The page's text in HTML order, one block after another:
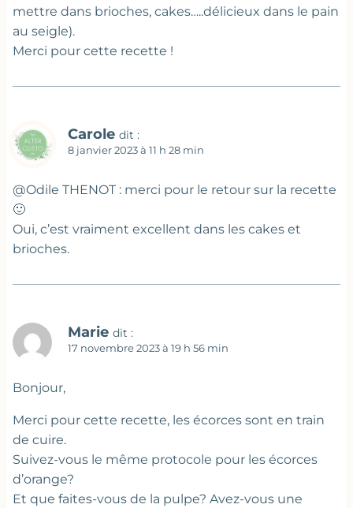
mettre dans brioches, cakes…..délicieux dans le pain
au seigle).
Merci pour cette recette !
Carole dit :
8 janvier 2023 à 11 h 28 min
@Odile THENOT : merci pour le retour sur la recette
🙂
Oui, c’est vraiment excellent dans les cakes et
brioches.
Marie dit :
17 novembre 2023 à 19 h 56 min
Bonjour,
Merci pour cette recette, les écorces sont en train
de cuire.
Suivez-vous le même protocole pour les écorces
d’orange?
Et que faites-vous de la pulpe? Avez-vous une